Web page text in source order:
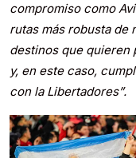
compromiso como
rutas más robusta de
destinos que quieren
y, en este caso,
con la Libertadores”.